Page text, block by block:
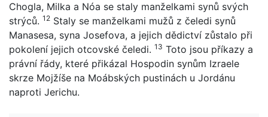
Chogla, Milka a Nóa se staly manželkami synů svých
strýců. 12 Staly se manželkami mužů z čeledi synů
Manasesa, syna Josefova, a jejich dědictví zůstalo při
pokolení jejich otcovské čeledi. 13 Toto jsou příkazy a
právní řády, které přikázal Hospodin synům Izraele
skrze Mojžíše na Moábských pustinách u Jordánu
naproti Jerichu.